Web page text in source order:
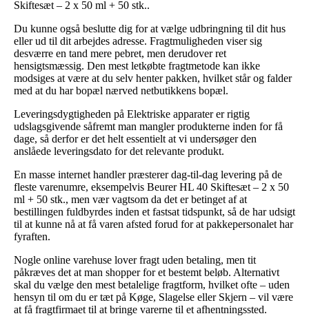
Skiftesæt – 2 x 50 ml + 50 stk..
Du kunne også beslutte dig for at vælge udbringning til dit hus
eller ud til dit arbejdes adresse. Fragtmuligheden viser sig
desværre en tand mere pebret, men derudover ret
hensigtsmæssig. Den mest letkøbte fragtmetode kan ikke
modsiges at være at du selv henter pakken, hvilket står og falder
med at du har bopæl nærved netbutikkens bopæl.
Leveringsdygtigheden på Elektriske apparater er rigtig
udslagsgivende såfremt man mangler produkterne inden for få
dage, så derfor er det helt essentielt at vi undersøger den
anslåede leveringsdato for det relevante produkt.
En masse internet handler præsterer dag-til-dag levering på de
fleste varenumre, eksempelvis Beurer HL 40 Skiftesæt – 2 x 50
ml + 50 stk., men vær vagtsom da det er betinget af at
bestillingen fuldbyrdes inden et fastsat tidspunkt, så de har udsigt
til at kunne nå at få varen afsted forud for at pakkepersonalet har
fyraften.
Nogle online varehuse lover fragt uden betaling, men tit
påkræves det at man shopper for et bestemt beløb. Alternativt
skal du vælge den mest betalelige fragtform, hvilket ofte – uden
hensyn til om du er tæt på Køge, Slagelse eller Skjern – vil være
at få fragtfirmaet til at bringe varerne til et afhentningssted.